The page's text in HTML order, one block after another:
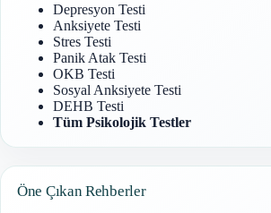
Depresyon Testi
Anksiyete Testi
Stres Testi
Panik Atak Testi
OKB Testi
Sosyal Anksiyete Testi
DEHB Testi
Tüm Psikolojik Testler
Öne Çıkan Rehberler